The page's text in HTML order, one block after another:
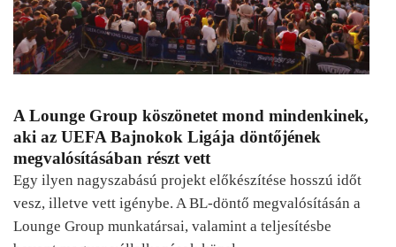
A Lounge Group köszönetet mond mindenkinek,
aki az UEFA Bajnokok Ligája döntőjének
megvalósításában részt vett
Egy ilyen nagyszabású projekt előkészítése hosszú időt
vesz, illetve vett igénybe. A BL-döntő megvalósításán a
Lounge Group munkatársai, valamint a teljesítésbe